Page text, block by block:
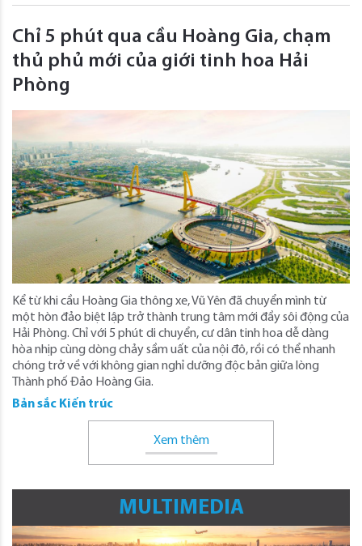
Chỉ 5 phút qua cầu Hoàng Gia, chạm
thủ phủ mới của giới tinh hoa Hải
Phòng
Kể từ khi cầu Hoàng Gia thông xe, Vũ Yên đã chuyển mình từ
một hòn đảo biệt lập trở thành trung tâm mới đầy sôi động của
Hải Phòng. Chỉ với 5 phút di chuyển, cư dân tinh hoa dễ dàng
hòa nhịp cùng dòng chảy sầm uất của nội đô, rồi có thể nhanh
chóng trở về với không gian nghỉ dưỡng độc bản giữa lòng
Thành phố Đảo Hoàng Gia.
Bản sắc Kiến trúc
Xem thêm
MULTIMEDIA